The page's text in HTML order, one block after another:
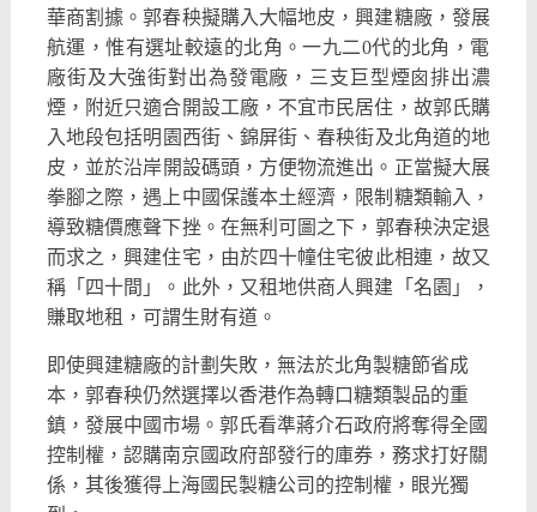
華商割據。郭春秧擬購入大幅地皮，興建糖廠，發展
航運，惟有選址較遠的北角。一九二0代的北角， 電
廠街及大強街對出為發電廠，三支巨型煙囪排出濃
煙， 附近只適合開設工廠，不宜市民居住， 故郭氏購
入地段包括明園西街、錦屏街、春秧街及北角道的地
皮， 並於沿岸開設碼頭，方便物流進出。正當擬大展
拳腳之際，遇上中國保護本土經濟，限制糖類輸入，
導致糖價應聲下挫。 在無利可圖之下，郭春秧決定退
而求之，興建住宅， 由於四十幢住宅彼此相連，故又
稱「四十間」。此外， 又租地供商人興建「名園」，
賺取地租，可謂生財有道。
即使興建糖廠的計劃失敗，無法於北角製糖節省成
本， 郭春秧仍然選擇以香港作為轉口糖類製品的重
鎮，發展中國市場。 郭氏看準蔣介石政府將奪得全國
控制權， 認購南京國政府部發行的庫券，務求打好關
係， 其後獲得上海國民製糖公司的控制權，眼光獨